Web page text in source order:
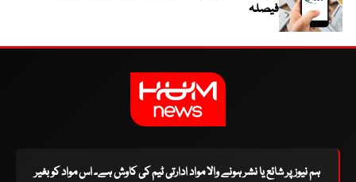
فیصلہ
ہم نیوز پر شائع یا نشر ہونے والا مواد ادارتی ٹیم کی کاوش ہے۔ اس مواد کو بغیر